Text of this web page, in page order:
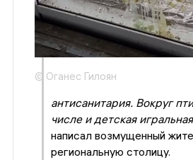
© Оганес Гилоян
антисанитария. Вокруг
числе и детская
написал возмущенный
региональную столицу.